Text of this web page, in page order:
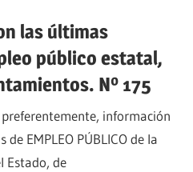
las últimas
público estatal,
Nº 175
información
EMPLEO PÚBLICO de la
Estado, de